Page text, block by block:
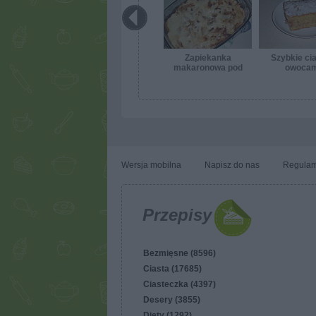
Zapiekanka
makaronowa pod
Szybkie
Wersja mobilna Napisz do nas
Przepisy
Bezmięsne (8596)
Ciasta (17685)
Ciasteczka (4397)
Desery (3855)